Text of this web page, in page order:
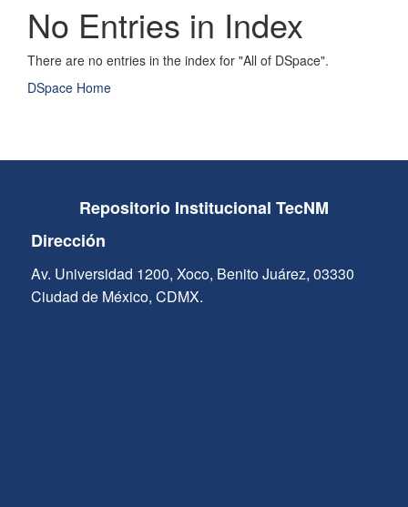
No Entries in Index
There are no entries in the index for "All of DSpace".
DSpace Home
Repositorio Institucional TecNM
Dirección
Av. Universidad 1200, Xoco, Benito Juárez, 03330
Ciudad de México, CDMX.